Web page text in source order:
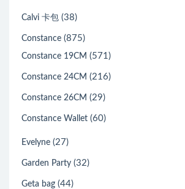
Calvi 卡包 (38)
Constance (875)
Constance 19CM (571)
Constance 24CM (216)
Constance 26CM (29)
Constance Wallet (60)
Evelyne (27)
Garden Party (32)
Geta bag (44)